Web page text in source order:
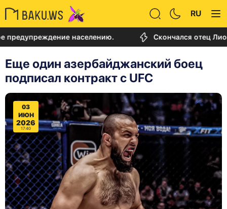
RU
населению. Скончался отец Лионеля
Еще один азербайджанский боец
подписал контракт с UFC
03
ИЮН
2026
17:40